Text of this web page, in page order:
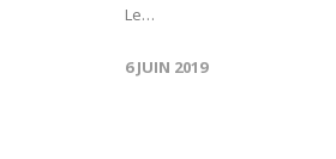
Le…
6 JUIN 2019